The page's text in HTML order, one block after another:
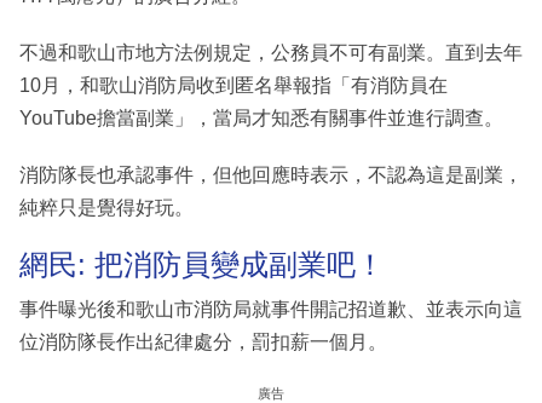
不過和歌山市地方法例規定，公務員不可有副業。直到去年
10月，和歌山消防局收到匿名舉報指「有消防員在
YouTube擔當副業」，當局才知悉有關事件並進行調查。
消防隊長也承認事件，但他回應時表示，不認為這是副業，
純粹只是覺得好玩。
網民: 把消防員變成副業吧！
事件曝光後和歌山市消防局就事件開記招道歉、並表示向這
位消防隊長作出紀律處分，罰扣薪一個月。
廣告